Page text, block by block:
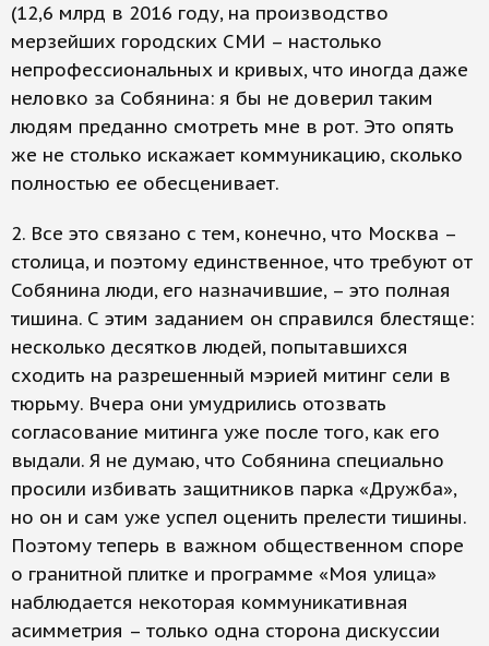
(12,6 млрд в 2016 году, на производство
мерзейших городских СМИ – настолько
непрофессиональных и кривых, что иногда даже
неловко за Собянина: я бы не доверил таким
людям преданно смотреть мне в рот. Это опять
же не столько искажает коммуникацию, сколько
полностью ее обесценивает.
2. Все это связано с тем, конечно, что Москва –
столица, и поэтому единственное, что требуют от
Собянина люди, его назначившие, – это полная
тишина. С этим заданием он справился блестяще:
несколько десятков людей, попытавшихся
сходить на разрешенный мэрией митинг сели в
тюрьму. Вчера они умудрились отозвать
согласование митинга уже после того, как его
выдали. Я не думаю, что Собянина специально
просили избивать защитников парка «Дружба»,
но он и сам уже успел оценить прелести тишины.
Поэтому теперь в важном общественном споре
о гранитной плитке и программе «Моя улица»
наблюдается некоторая коммуникативная
асимметрия – только одна сторона дискуссии